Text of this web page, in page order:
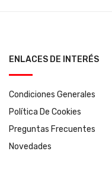
ENLACES DE INTERÉS
Condiciones Generales
Política De Cookies
Preguntas Frecuentes
Novedades